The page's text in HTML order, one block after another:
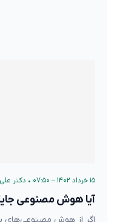
۱۵ خرداد ۱۴۰۲ – ۰۷:۵۰ • دکتر
آیا هوش مصنوعی